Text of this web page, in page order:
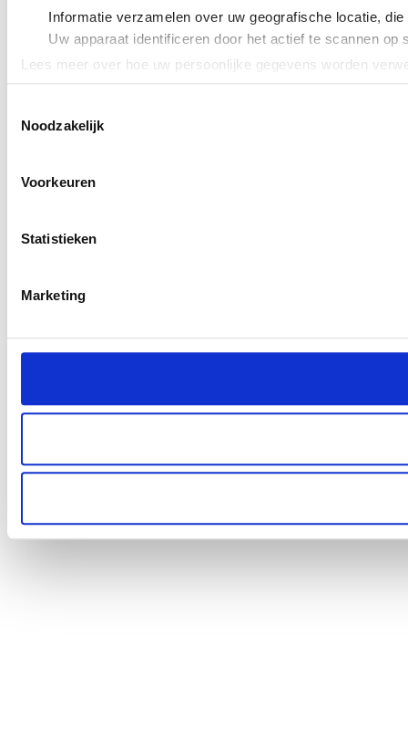
Informatie verzamelen over uw geografische locatie,
Uw apparaat identificeren door het actief te scannen op
Lees meer over hoe uw persoonlijke gegevens worden
We gebruiken cookies om content en advertenties te
verstrekt of die ze hebben verzameld op basis van uw
Noodzakelijk
Voorkeuren
Statistieken
Marketing